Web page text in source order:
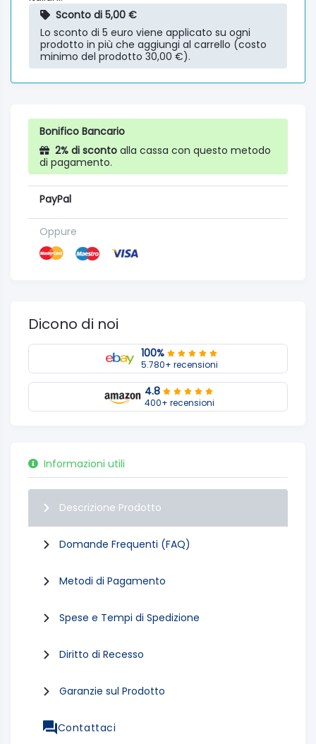
Sconto di 5,00 €
Lo sconto di 5 euro viene applicato su ogni
prodotto in più che aggiungi al carrello (costo
minimo del prodotto 30,00 €).
Bonifico Bancario
2% di sconto alla cassa con questo metodo
di pagamento.
PayPal
Oppure
Dicono di noi
100%
5.780+ recensioni
4.8
400+ recensioni
Informazioni utili
Descrizione Prodotto
Domande Frequenti (FAQ)
Metodi di Pagamento
Spese e Tempi di Spedizione
Diritto di Recesso
Garanzie sul Prodotto
Contattaci